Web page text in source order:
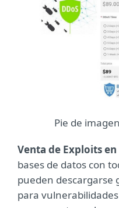
Pie de
Venta de Exploits
bases de datos con
pueden descargarse
para